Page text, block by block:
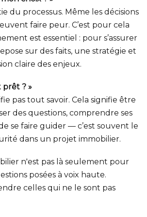
du processus. Même les décisions
faire peur. C’est pour cela
est essentiel : pour s’assurer
sur des faits, une stratégie et
claire des enjeux.
prêt ? »
pas tout savoir. Cela signifie être
des questions, comprendre ses
se faire guider — c’est souvent le
dans un projet immobilier.
n'est pas là seulement pour
posées à voix haute.
celles qui ne le sont pas